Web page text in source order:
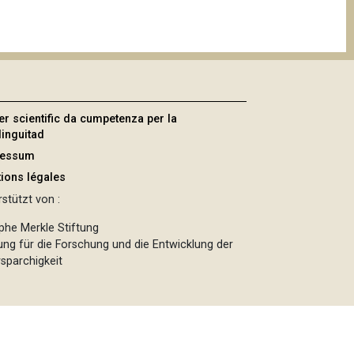
scientific da cumpetenza per la
légales
von :
Merkle Stiftung
für die Forschung und die Entwicklung der